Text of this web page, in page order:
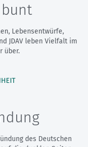
bunt
Lebensentwürfe,
JDAV leben Vielfalt im
über.
des Deutschen